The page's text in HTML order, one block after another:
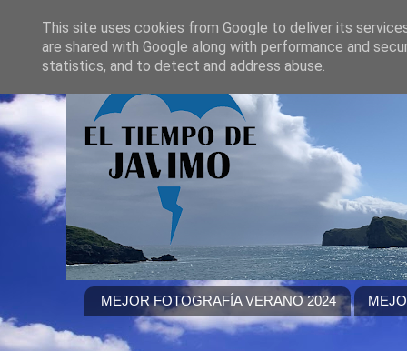
MEJOR FOTOGRAFÍA VERANO 2024
This site uses cookies from Google to deliver its
are shared with Google along with performance and
statistics, and to detect and address abuse.